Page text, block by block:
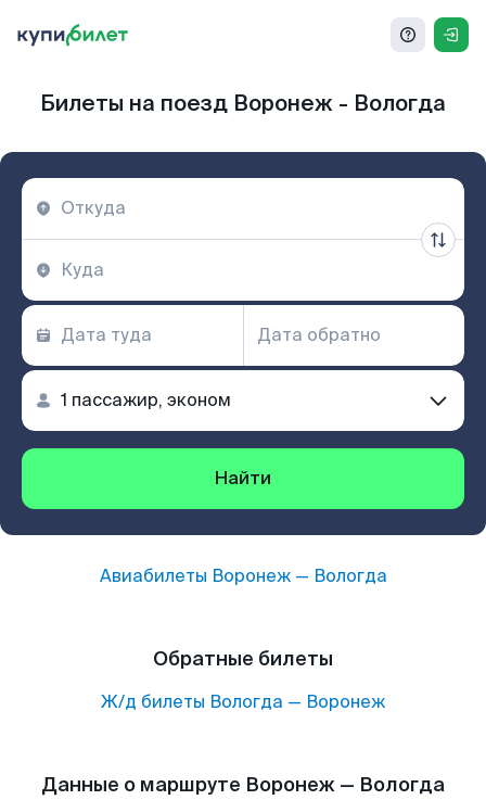
Билеты на поезд Воронеж - Вологда
Найти
Авиабилеты Воронеж— Вологда
Обратные билеты
Ж/д билеты Вологда — Воронеж
Данные о маршруте Воронеж — Вологда